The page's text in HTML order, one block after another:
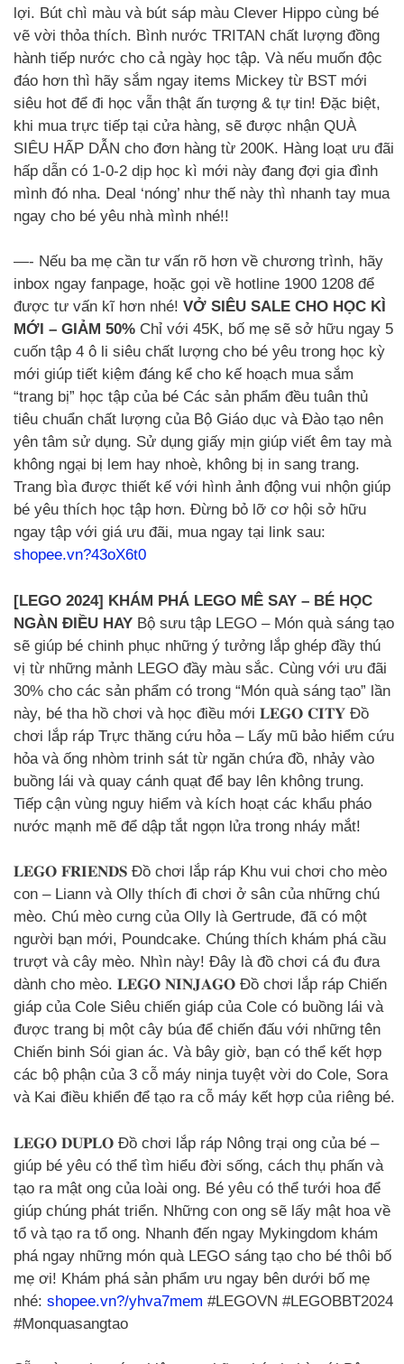
lợi. Bút chì màu và bút sáp màu Clever Hippo cùng bé
vẽ vời thỏa thích. Bình nước TRITAN chất lượng đồng
hành tiếp nước cho cả ngày học tập. Và nếu muốn độc
đáo hơn thì hãy sắm ngay items Mickey từ BST mới
siêu hot để đi học vẫn thật ấn tượng & tự tin! Đặc biệt,
khi mua trực tiếp tại cửa hàng, sẽ được nhận QUÀ
SIÊU HẤP DẪN cho đơn hàng từ 200K. Hàng loạt ưu đãi
hấp dẫn có 1-0-2 dịp học kì mới này đang đợi gia đình
mình đó nha. Deal ‘nóng’ như thế này thì nhanh tay mua
ngay cho bé yêu nhà mình nhé!!
—- Nếu ba mẹ cần tư vấn rõ hơn về chương trình, hãy
inbox ngay fanpage, hoặc gọi về hotline 1900 1208 để
được tư vấn kĩ hơn nhé! VỞ SIÊU SALE CHO HỌC KÌ
MỚI – GIẢM 50% Chỉ với 45K, bố mẹ sẽ sở hữu ngay 5
cuốn tập 4 ô li siêu chất lượng cho bé yêu trong học kỳ
mới giúp tiết kiệm đáng kể cho kế hoạch mua sắm
“trang bị” học tập của bé Các sản phẩm đều tuân thủ
tiêu chuẩn chất lượng của Bộ Giáo dục và Đào tạo nên
yên tâm sử dụng. Sử dụng giấy mịn giúp viết êm tay mà
không ngại bị lem hay nhoè, không bị in sang trang.
Trang bìa được thiết kế với hình ảnh động vui nhộn giúp
bé yêu thích học tập hơn. Đừng bỏ lỡ cơ hội sở hữu
ngay tập với giá ưu đãi, mua ngay tại link sau:
shopee.vn?43oX6t0
[LEGO 2024] KHÁM PHÁ LEGO MÊ SAY – BÉ HỌC
NGÀN ĐIỀU HAY Bộ sưu tập LEGO – Món quà sáng tạo
sẽ giúp bé chinh phục những ý tưởng lắp ghép đầy thú
vị từ những mảnh LEGO đầy màu sắc. Cùng với ưu đãi
30% cho các sản phẩm có trong “Món quà sáng tạo” lần
này, bé tha hồ chơi và học điều mới 𝐋𝐄𝐆𝐎 𝐂𝐈𝐓𝐘 Đồ
chơi lắp ráp Trực thăng cứu hỏa – Lấy mũ bảo hiểm cứu
hỏa và ống nhòm trinh sát từ ngăn chứa đồ, nhảy vào
buồng lái và quay cánh quạt để bay lên không trung.
Tiếp cận vùng nguy hiểm và kích hoạt các khẩu pháo
nước mạnh mẽ để dập tắt ngọn lửa trong nháy mắt!
𝐋𝐄𝐆𝐎 𝐅𝐑𝐈𝐄𝐍𝐃𝐒 Đồ chơi lắp ráp Khu vui chơi cho mèo
con – Liann và Olly thích đi chơi ở sân của những chú
mèo. Chú mèo cưng của Olly là Gertrude, đã có một
người bạn mới, Poundcake. Chúng thích khám phá cầu
trượt và cây mèo. Nhìn này! Đây là đồ chơi cá đu đưa
dành cho mèo. 𝐋𝐄𝐆𝐎 𝐍𝐈𝐍𝐉𝐀𝐆𝐎 Đồ chơi lắp ráp Chiến
giáp của Cole Siêu chiến giáp của Cole có buồng lái và
được trang bị một cây búa để chiến đấu với những tên
Chiến binh Sói gian ác. Và bây giờ, bạn có thể kết hợp
các bộ phận của 3 cỗ máy ninja tuyệt vời do Cole, Sora
và Kai điều khiển để tạo ra cỗ máy kết hợp của riêng bé.
𝐋𝐄𝐆𝐎 𝐃𝐔𝐏𝐋𝐎 Đồ chơi lắp ráp Nông trại ong của bé –
giúp bé yêu có thể tìm hiểu đời sống, cách thụ phấn và
tạo ra mật ong của loài ong. Bé yêu có thể tưới hoa để
giúp chúng phát triển. Những con ong sẽ lấy mật hoa về
tổ và tạo ra tổ ong. Nhanh đến ngay Mykingdom khám
phá ngay những món quà LEGO sáng tạo cho bé thôi bố
mẹ ơi! Khám phá sản phẩm ưu ngay bên dưới bố mẹ
nhé: shopee.vn?/yhva7mem #LEGOVN #LEGOBBT2024
#Monquasangtao